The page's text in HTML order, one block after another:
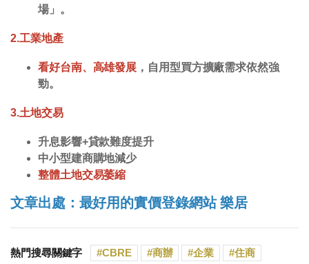
場」。
2.工業地產
看好台南、高雄發展 ，自用型買方擴廠需求依然強
勁。
3.土地交易
升息影響+貸款難度提升
中小型建商購地減少
整體土地交易萎縮
文章出處：最好用的實價登錄網站 樂居
熱門搜尋關鍵字 CBRE 商辦 企業 住商